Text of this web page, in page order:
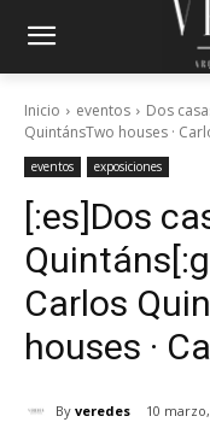
Inicio eventos
Dos
QuintánsTwo houses ·
eventos exposiciones
[:es]Dos
Carlos
houses ·
By veredes 10